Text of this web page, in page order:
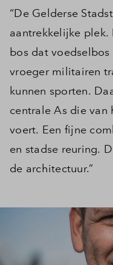
“De Gelderse
aantrekkelijke plek.
bos dat
vroeger militairen
kunnen sporten.
centrale As die van
voert. Een fijne
en stadse reuring.
de architectuur.”